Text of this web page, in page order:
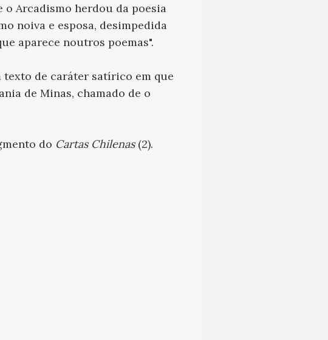
Arcadismo herdou da poesia
noiva e esposa, desimpedida
aparece noutros poemas".
texto de caráter satírico em que
de Minas, chamado de o
do Cartas Chilenas (2).